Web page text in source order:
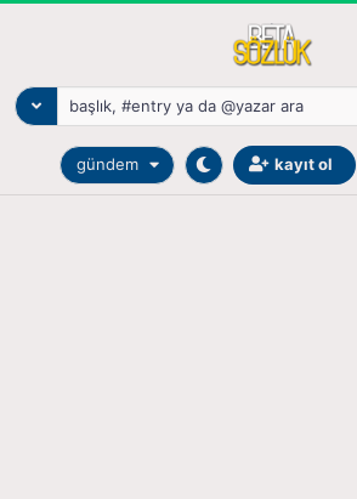
gündem kayıt ol